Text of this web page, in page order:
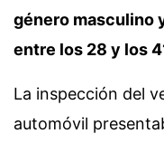
género masculino
entre los 28 y los
La inspección del
automóvil